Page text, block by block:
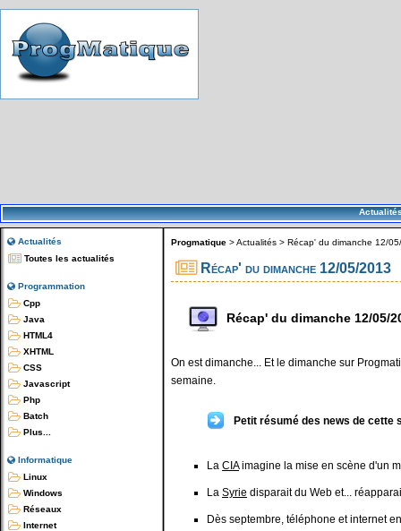
Actualités
Toutes les actualités
Programmation
Cpp
Java
HTML4
XHTML
CSS
Javascript
Php
Batch
Plus...
Informatique
Linux
Windows
Réseaux
Internet
Progmatique >Actualités > Récap' du dimanche 12/
Récap' du dimanche 12/05/2013
Récap' du dimanche 12/05/
On est dimanche... Et le dimanche sur
semaine.
Petit résumé des news de cette
La CIAimagine la mise en scène d'un
La Syrie disparait du Web et...
Dès septembre, téléphone et internet